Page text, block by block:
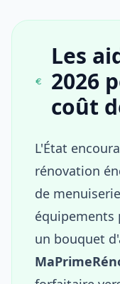
Les
2026
coût
L'État
rénovation
de
équipements
un bouquet